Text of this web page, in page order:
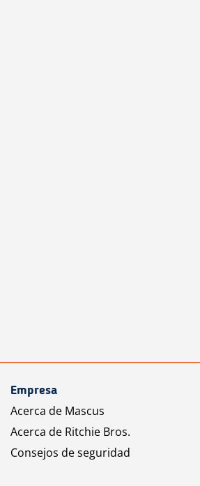
Empresa
Acerca de Mascus
Acerca de Ritchie Bros.
Consejos de seguridad